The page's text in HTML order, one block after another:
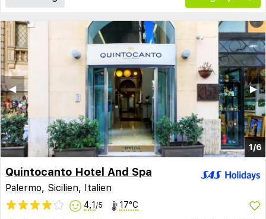
1/6
▶︎
◀︎
Quintocanto Hotel And Spa
Palermo, Sicilien, Italien
4,1 /5 17°C